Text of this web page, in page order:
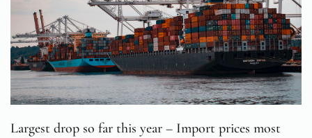
Largest drop so far this year – Import prices most